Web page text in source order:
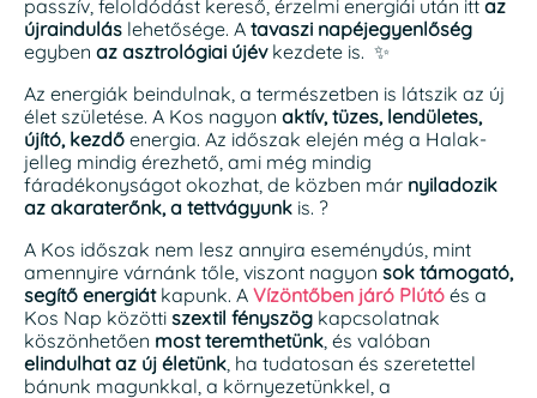
passzív, feloldódást kereső, érzelmi energiái után itt az
újraindulás lehetősége. A tavaszi napéjegyenlőség
egyben az asztrológiai újévkezdete is. ✨
Az energiák beindulnak, a természetben is látszik az új
élet születése. A Kos nagyon aktív, tüzes, lendületes,
újító, kezdő energia. Az időszak elején még a Halak-
jelleg mindig érezhető, ami még mindig
fáradékonyságot okozhat, de közben már nyiladozik
az akaraterőnk, a tettvágyunk is. ?
A Kos időszak nem lesz annyira eseménydús, mint
amennyire várnánk tőle, viszont nagyon sok támogató,
segítő energiátkapunk. A Vízöntőben járó Plútó és a
Kos Nap közötti szextil fényszög kapcsolatnak
köszönhetően most teremthetünk, és valóban
elindulhat az új életünk, ha tudatosan és szeretettel
bánunk magunkkal, a környezetünkkel, a